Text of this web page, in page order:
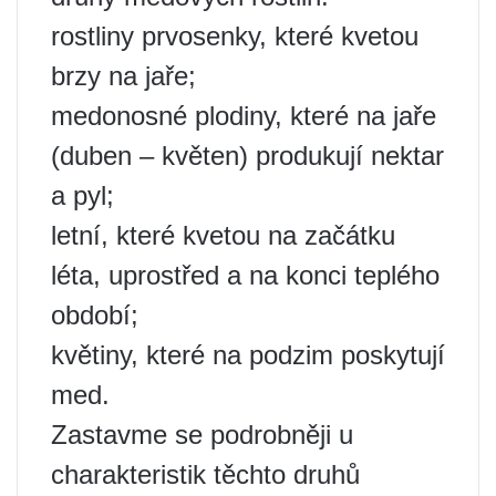
rostliny prvosenky, které kvetou
brzy na jaře;
medonosné plodiny, které na jaře
(duben – květen) produkují nektar
a pyl;
letní, které kvetou na začátku
léta, uprostřed a na konci teplého
období;
květiny, které na podzim poskytují
med.
Zastavme se podrobněji u
charakteristik těchto druhů